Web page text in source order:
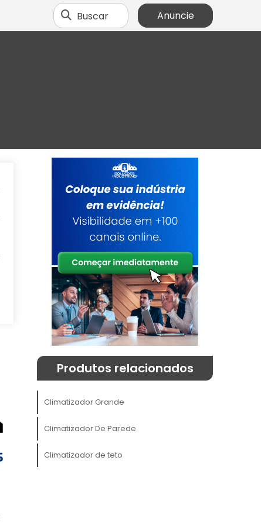
Buscar Anuncie
Produtos relacionados
Climatizador Grande
Climatizador De Parede
Climatizador de teto